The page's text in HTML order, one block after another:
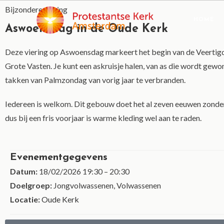
Bijzondere viering
Aswoensdag in de Oude Kerk
Deze viering op Aswoensdag markeert het begin van de
Grote Vasten. Je kunt een askruisje halen, van as die wordt
takken van Palmzondag van vorig jaar te verbranden.
Iedereen is welkom. Dit gebouw doet het al zeven eeuwen
dus bij een fris voorjaar is warme kleding wel aan te raden.
Evenementgegevens
Datum: 18/02/2026 19:30– 20:30
Doelgroep: Jongvolwassenen, Volwassenen
Locatie:Oude Kerk